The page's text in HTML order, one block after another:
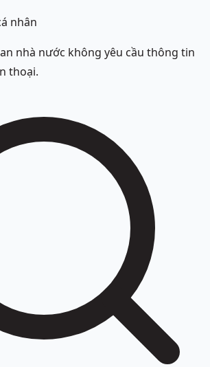
nhân
nhà nước không yêu cầu thông tin
thoại.